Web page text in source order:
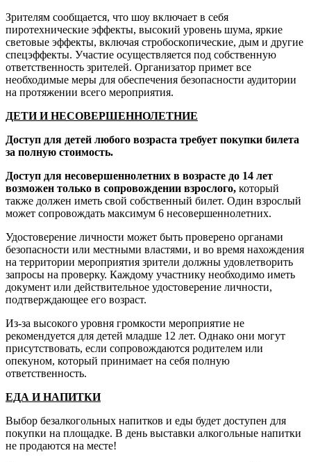
Зрителям сообщается, что шоу включает в себя
пиротехнические эффекты, высокий уровень шума, яркие
световые эффекты, включая стробоскопические, дым и другие
спецэффекты. Участие осуществляется под собственную
ответственность зрителей. Организатор примет все
необходимые меры для обеспечения безопасности аудитории
на протяжении всего мероприятия.
ДЕТИ И НЕСОВЕРШЕННОЛЕТНИЕ
Доступ для детей любого возраста требует покупки билета
за полную стоимость.
Доступ для несовершеннолетних в возрасте до 14 лет
возможен только в сопровождении взрослого, который
также должен иметь свой собственный билет. Один взрослый
может сопровождать максимум 6 несовершеннолетних.
Удостоверение личности может быть проверено органами
безопасности или местными властями, и во время нахождения
на территории мероприятия зрители должны удовлетворить
запросы на проверку. Каждому участнику необходимо иметь
документ или действительное удостоверение личности,
подтверждающее его возраст.
Из-за высокого уровня громкости мероприятие не
рекомендуется для детей младше 12 лет. Однако они могут
присутствовать, если сопровождаются родителем или
опекуном, который принимает на себя полную
ответственность.
ЕДА И НАПИТКИ
Выбор безалкогольных напитков и еды будет доступен для
покупки на площадке. В день выставки алкогольные напитки
не продаются на месте!